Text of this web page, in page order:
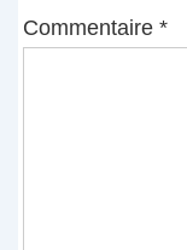
Commentaire *